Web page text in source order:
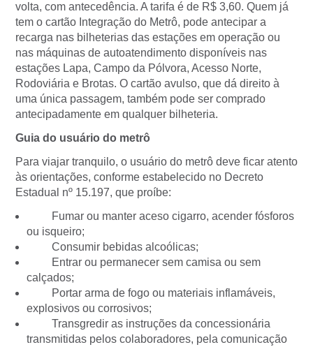
volta, com antecedência. A tarifa é de R$ 3,60. Quem já
tem o cartão Integração do Metrô, pode antecipar a
recarga nas bilheterias das estações em operação ou
nas máquinas de autoatendimento disponíveis nas
estações Lapa, Campo da Pólvora, Acesso Norte,
Rodoviária e Brotas. O cartão avulso, que dá direito à
uma única passagem, também pode ser comprado
antecipadamente em qualquer bilheteria.
Guia do usuário do metrô
Para viajar tranquilo, o usuário do metrô deve ficar atento
às orientações, conforme estabelecido no Decreto
Estadual nº 15.197, que proíbe:
Fumar ou manter aceso cigarro, acender fósforos
ou isqueiro;
Consumir bebidas alcoólicas;
Entrar ou permanecer sem camisa ou sem
calçados;
Portar arma de fogo ou materiais inflamáveis,
explosivos ou corrosivos;
Transgredir as instruções da concessionária
transmitidas pelos colaboradores, pela comunicação